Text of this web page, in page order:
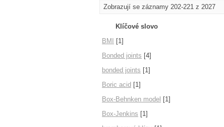
Zobrazují se záznamy 202-221 z 2027
Klíčové slovo
BMI
[1]
Bonded joints [4]
bonded joints [1]
Boric acid [1]
Box-Behnken model [1]
Box-Jenkins [1]